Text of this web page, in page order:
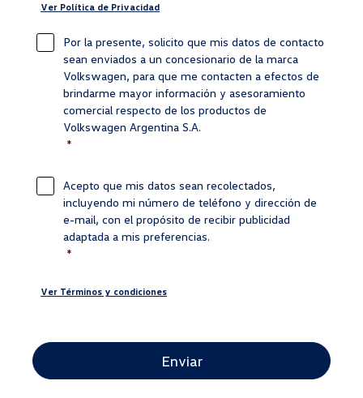
Ver Política de Privacidad
Información requerida *
Por la presente, solicito que mis datos de contacto
sean enviados a un concesionario de la marca
Volkswagen, para que me contacten a efectos de
brindarme mayor información y asesoramiento
comercial respecto de los productos de
Volkswagen Argentina S.A.
*
Información requerida *
Acepto que mis datos sean recolectados,
incluyendo mi número de teléfono y dirección de
e-mail, con el propósito de recibir publicidad
adaptada a mis preferencias.
*
Ver Términos y condiciones